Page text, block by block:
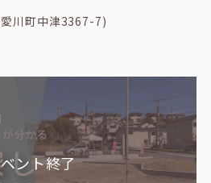
川町中津3367-7)
ント終了